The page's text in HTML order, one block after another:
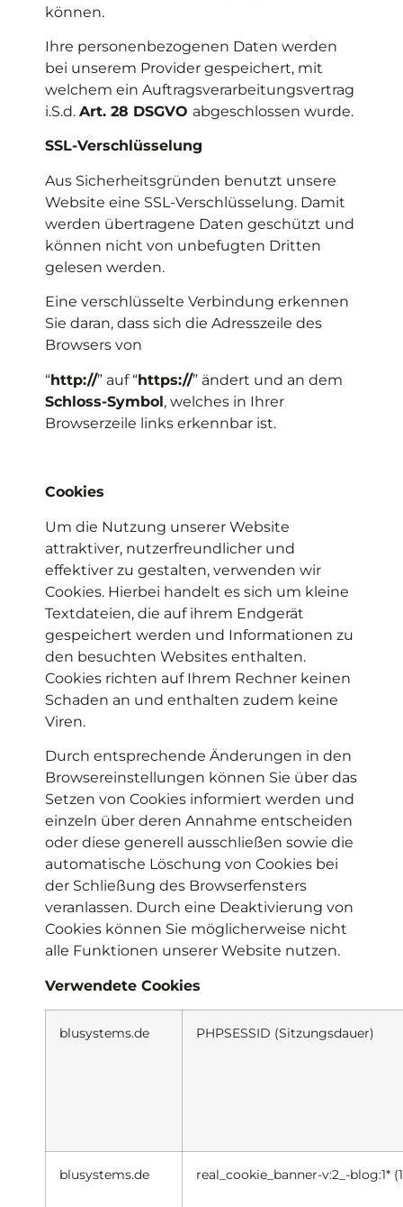
können.
Ihre personenbezogenen Daten werden
bei unserem Provider gespeichert, mit
welchem ein Auftragsverarbeitungsvertrag
i.S.d. Art. 28 DSGVO abgeschlossen wurde.
SSL-Verschlüsselung
Aus Sicherheitsgründen benutzt unsere
Website eine SSL-Verschlüsselung. Damit
werden übertragene Daten geschützt und
können nicht von unbefugten Dritten
gelesen werden.
Eine verschlüsselte Verbindung erkennen
Sie daran, dass sich die Adresszeile des
Browsers von
“http://” auf “https://” ändert und an dem
Schloss-Symbol, welches in Ihrer
Browserzeile links erkennbar ist.
Cookies
Um die Nutzung unserer Website
attraktiver, nutzerfreundlicher und
effektiver zu gestalten, verwenden wir
Cookies. Hierbei handelt es sich um kleine
Textdateien, die auf ihrem Endgerät
gespeichert werden und Informationen zu
den besuchten Websites enthalten.
Cookies richten auf Ihrem Rechner keinen
Schaden an und enthalten zudem keine
Viren.
Durch entsprechende Änderungen in den
Browsereinstellungen können Sie über das
Setzen von Cookies informiert werden und
einzeln über deren Annahme entscheiden
oder diese generell ausschließen sowie die
automatische Löschung von Cookies bei
der Schließung des Browserfensters
veranlassen. Durch eine Deaktivierung von
Cookies können Sie möglicherweise nicht
alle Funktionen unserer Website nutzen.
Verwendete Cookies
blusystems.de PHPSESSID (Sitzungsdauer)
blusystems.de real_cookie_banner-v:2_-blog:1*